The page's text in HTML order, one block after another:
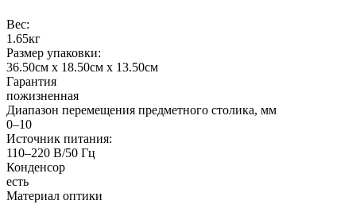
Вес:
1.65кг
Размер упаковки:
36.50см x 18.50см x 13.50см
Гарантия
пожизненная
Диапазон перемещения предметного столика, мм
0–10
Источник питания:
110–220 В/50 Гц
Конденсор
есть
Материал оптики